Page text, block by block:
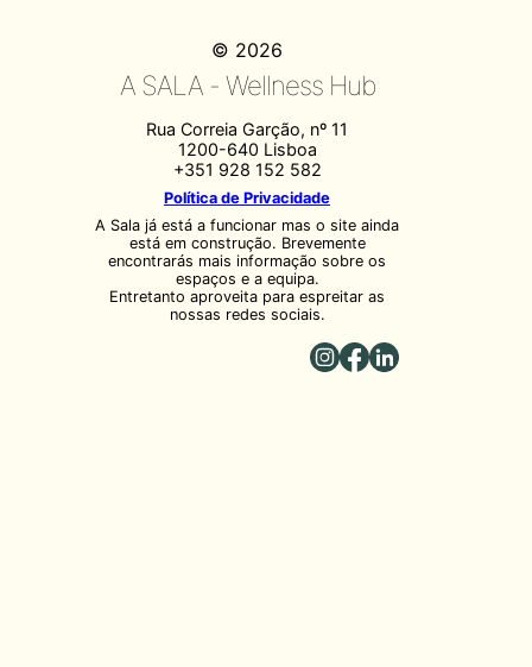
© 2026
A SALA - Wellness Hub
Rua Correia Garção, nº 11
1200-640 Lisboa
+351 928 152 582
Política de Privacidade
A Sala já está a funcionar mas o site ainda
está em construção. Brevemente
encontrarás mais informação sobre os
espaços e a equipa.
Entretanto aproveita para espreitar as
nossas redes sociais.